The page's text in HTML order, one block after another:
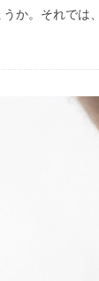
か。それでは